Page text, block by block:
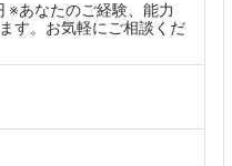
※あなたのご経験、能力
す。お気軽にご相談くだ